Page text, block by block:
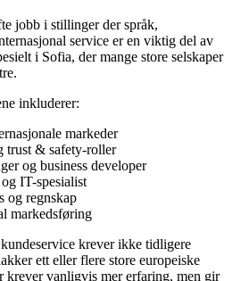
jobb i stillinger der språk,
service er en viktig del av
i Sofia, der mange store selskaper
inkluderer:
markeder
trust & safety-roller
og business developer
IT-spesialist
og regnskap
markedsføring
krever ikke tidligere
ett eller flere store europeiske
krever vanligvis mer erfaring, men gir